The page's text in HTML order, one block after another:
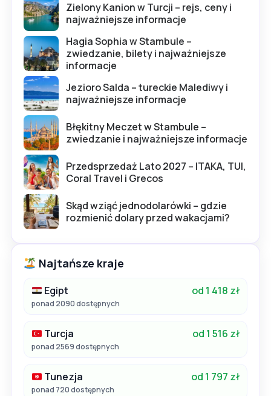
Zielony Kanion w Turcji – rejs, ceny i
najważniejsze informacje
Hagia Sophia w Stambule –
zwiedzanie, bilety i najważniejsze
informacje
Jezioro Salda – tureckie Malediwy i
najważniejsze informacje
Błękitny Meczet w Stambule –
zwiedzanie i najważniejsze informacje
Przedsprzedaż Lato 2027 – ITAKA, TUI,
Coral Travel i Grecos
Skąd wziąć jednodolarówki – gdzie
rozmienić dolary przed wakacjami?
Najtańsze kraje
Egipt od 1 418 zł
ponad 2090 dostępnych
Turcja od 1 516 zł
ponad 2569 dostępnych
Tunezja od 1 797 zł
ponad 720 dostępnych